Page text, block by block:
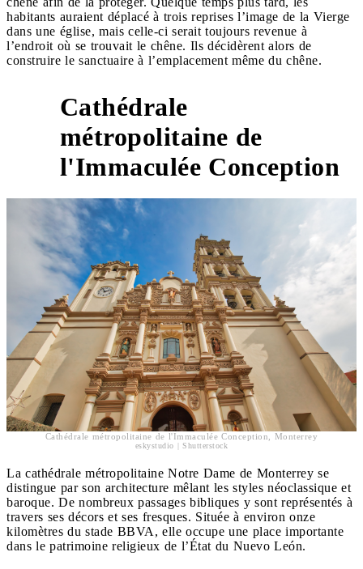
habitants auraient déplacé à trois reprises l’image de la Vierge
dans une église, mais celle-ci serait toujours revenue à
l’endroit où se trouvait le chêne. Ils décidèrent alors de
construire le sanctuaire à l’emplacement même du chêne.
Cathédrale
métropolitaine de
l'Immaculée Conception
Cathédrale métropolitaine de l'Immaculée Conception, Monterrey
eskystudio | Shutterstock
La cathédrale métropolitaine Notre Dame de Monterrey se
distingue par son architecture mêlant les styles néoclassique et
baroque. De nombreux passages bibliques y sont représentés à
travers ses décors et ses fresques. Située à environ onze
kilomètres du stade BBVA, elle occupe une place importante
dans le patrimoine religieux de l’État du Nuevo León.